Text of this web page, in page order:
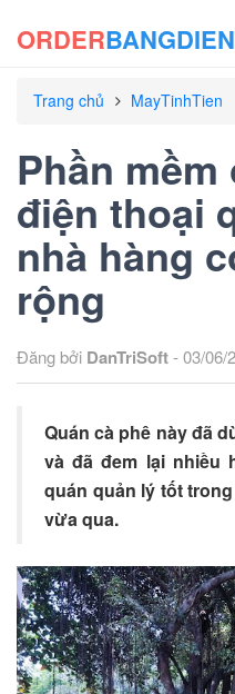
ORDER
Trang chủ
MayTinhTien
Phần
điện thoại
nhà hàng
rộng
Đăng bởi DanTriSoft- 03/06/
Quán cà phê này đã
và đã đem lại nhiều
quán quản lý tốt
vừa qua.